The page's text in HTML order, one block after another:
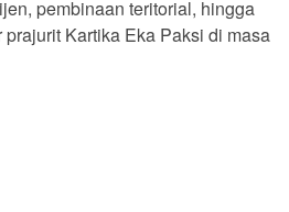
pembinaan teritorial, hingga
Kartika Eka Paksi di masa